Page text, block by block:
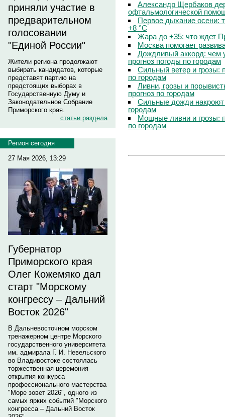
приняли участие в
предварительном
голосовании
"Единой России"
Жители региона продолжают
выбирать кандидатов, которые
представят партию на
предстоящих выборах в
Государственную Думу и
Законодательное Собрание
Приморского края.
статьи раздела
Регион сегодня
27 Мая 2026, 13:29
Губернатор
Приморского края
Олег Кожемяко дал
старт "Морскому
конгрессу – Дальний
Восток 2026"
В Дальневосточном морском
тренажерном центре Морского
государственного университета
им. адмирала Г. И. Невельского
во Владивостоке состоялась
торжественная церемония
открытия конкурса
профессионального мастерства
"Море зовет 2026", одного из
самых ярких событий "Морского
конгресса – Дальний Восток
Александр Щербаков
офтальмологической
Первое дыхание осени:
+8 °C
Жара до +35: что ждет
Москва помогает
Дождливый аккорд: чем
прогноз погоды по городам
Сильный ветер и грозы:
по городам
Ливни, грозы и
прогноз по городам
Сильные дожди
городам
Мощные ливни и грозы:
по городам